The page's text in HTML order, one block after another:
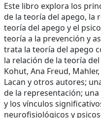
Este libro explora los
de la teoría del apego, la
teoría del apego y el
teoría a la prevención y
trata la teoría del apego
la relación de la teoría
Kohut, Ana Freud,
Lacan y otros autores;
de la representación;
y los vínculos
neurofisiológicos y